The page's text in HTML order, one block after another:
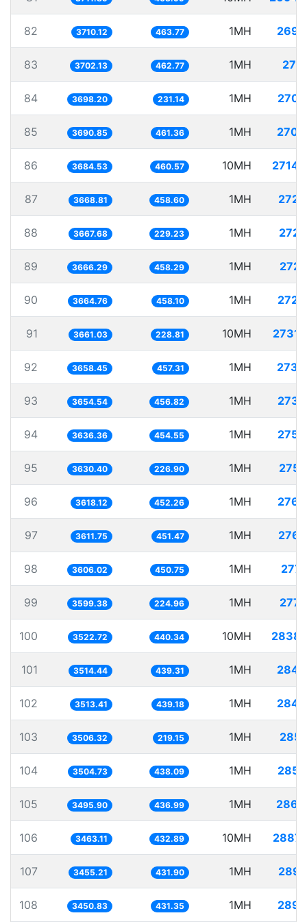
82 3710.12 463.77 1MH
83 3702.13 462.77 1MH
84 3698.20 231.14 1MH
85 3690.85 461.36 1MH
86 3684.53 460.57 10MH
87 3668.81 458.60 1MH
88 3667.68 229.23 1MH
89 3666.29 458.29 1MH
90 3664.76 458.10 1MH
91 3661.03 228.81 10MH
92 3658.45 457.31 1MH
93 3654.54 456.82 1MH
94 3636.36 454.55 1MH
95 3630.40 226.90 1MH
96 3618.12 452.26 1MH
97 3611.75 451.47 1MH
98 3606.02 450.75 1MH
99 3599.38 224.96 1MH
100 3522.72 440.34 10MH
101 3514.44 439.31 1MH
102 3513.41 439.18 1MH
103 3506.32 219.15 1MH
104 3504.73 438.09 1MH
105 3495.90 436.99 1MH
106 3463.11 432.89 10MH
107 3455.21 431.90 1MH
108 3450.83 431.35 1MH